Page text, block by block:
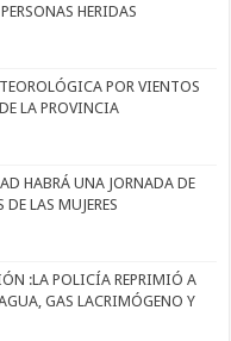
HERIDAS
POR VIENTOS
LA PROVINCIA
HABRÁ UNA JORNADA DE
DE LAS MUJERES
:LA POLICÍA REPRIMIÓ A
GAS LACRIMÓGENO Y